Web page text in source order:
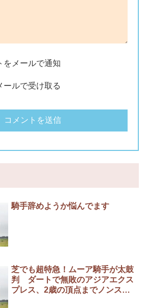
をメールで通知
ールで受け取る
騎手辞めようか悩んでます
芝でも超特急！ムーア騎手が太鼓
判 ダートで無敗のアジアエクス
プレス、2歳の頂点までノンスト